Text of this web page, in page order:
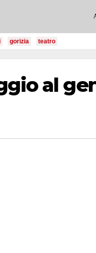
gorizia teatro
al